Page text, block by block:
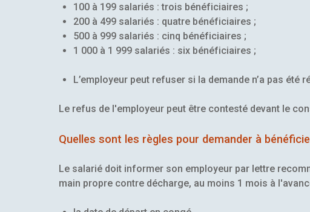
100 à 199 salariés : trois bénéficiaires ;
200 à 499 salariés : quatre bénéficiaires ;
500 à 999 salariés : cinq bénéficiaires ;
1 000 à 1 999 salariés : six bénéficiaires ;
L’employeur peut refuser si la demande n’a pas été
Le refus de l'employeur peut être contesté devant le
Quelles sont les règles pour demander à
Le salarié doit informer son employeur par lettre
main propre contre décharge, au moins 1 mois à